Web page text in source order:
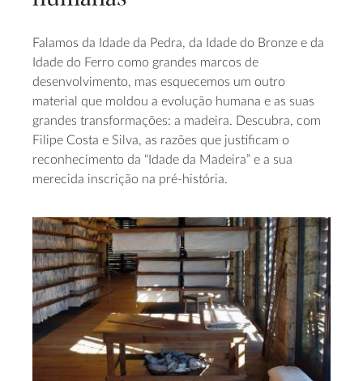
Falamos da Idade da Pedra, da Idade do Bronze e da
Idade do Ferro como grandes marcos de
desenvolvimento, mas esquecemos um outro
material que moldou a evolução humana e as suas
grandes transformações: a madeira. Descubra, com
Filipe Costa e Silva, as razões que justificam o
reconhecimento da “Idade da Madeira” e a sua
merecida inscrição na pré-história.